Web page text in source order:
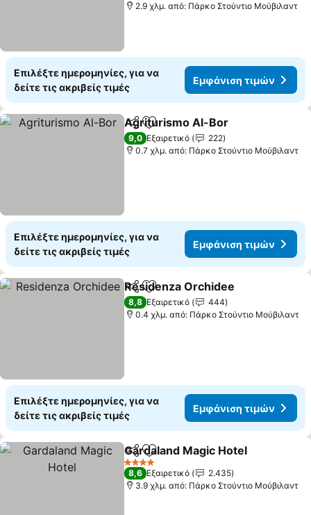
2.9 χλμ. από: Πάρκο Στούντιο Μούβιλαντ
Επιλέξτε ημερομηνίες, για να
δείτε τις ακριβείς τιμές
Εμφάνιση τιμών
Κοινοποίηση
Προσθήκη στα αγαπημένα
Agriturismo Al-Bor
9,0 Εξαιρετικό
222
0.7 χλμ. από: Πάρκο Στούντιο Μούβιλαντ
Επιλέξτε ημερομηνίες, για να
δείτε τις ακριβείς τιμές
Εμφάνιση τιμών
Κοινοποίηση
Προσθήκη στα αγαπημένα
Residenza Orchidee
8,8 Εξαιρετικό
444
0.4 χλμ. από: Πάρκο Στούντιο Μούβιλαντ
Επιλέξτε ημερομηνίες, για να
δείτε τις ακριβείς τιμές
Εμφάνιση τιμών
Κοινοποίηση
Προσθήκη στα αγαπημένα
Gardaland Magic Hotel
4 Αστέρια
8,6 Εξαιρετικό
2.435
3.9 χλμ. από: Πάρκο Στούντιο Μούβιλαντ